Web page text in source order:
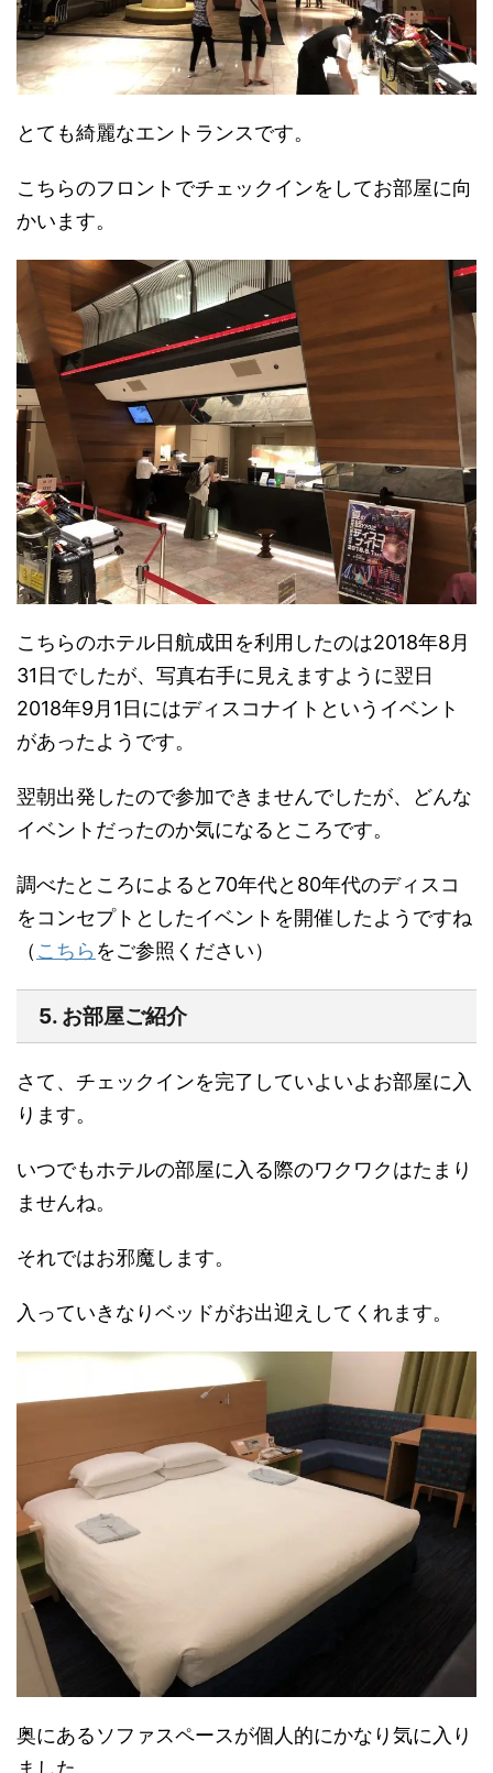
とても綺麗なエントランスです。
こちらのフロントでチェックインをしてお部屋に向
かいます。
こちらのホテル日航成田を利用したのは2018年8月
31日でしたが、写真右手に見えますように翌日
2018年9月1日にはディスコナイトというイベント
があったようです。
翌朝出発したので参加できませんでしたが、どんな
イベントだったのか気になるところです。
調べたところによると70年代と80年代のディスコ
をコンセプトとしたイベントを開催したようですね
（ こちら をご参照ください）
5. お部屋ご紹介
さて、チェックインを完了していよいよお部屋に入
ります。
いつでもホテルの部屋に入る際のワクワクはたまり
ませんね。
それではお邪魔します。
入っていきなりベッドがお出迎えしてくれます。
奥にあるソファスペースが個人的にかなり気に入り
ました。